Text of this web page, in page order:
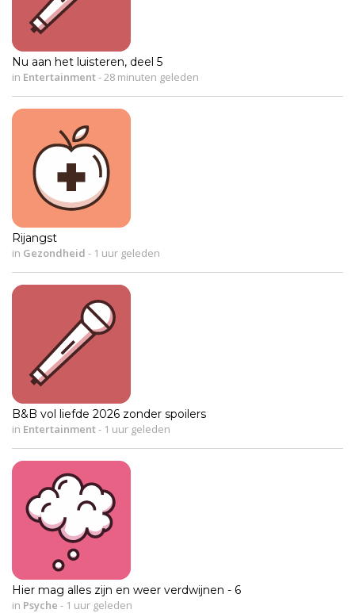
Nu aan het luisteren, deel 5
in Entertainment- 28 minuten geleden
Rijangst
in Gezondheid - 1 uur geleden
B&B vol liefde 2026 zonder spoilers
in Entertainment- 1 uur geleden
Hier mag alles zijn en weer verdwijnen - 6
in Psyche - 1 uur geleden